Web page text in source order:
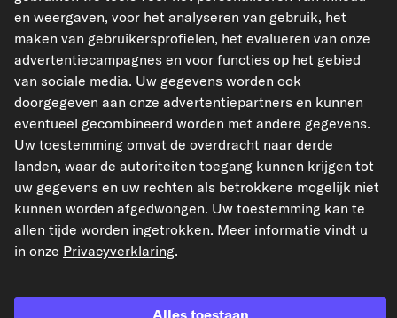
Lengte (mm)
215
overige kenmerken
OEM-nummers weergeven
Geschikte voertuigen
MANN-FILTER Interieurfilter
Art.nr. CU 3554
€ 10,04
en weergaven, voor het analyseren van gebruik, het
maken van gebruikersprofielen, het evalueren van onze
advertentiecampagnes en voor functies op het gebied
van sociale media. Uw gegevens worden ook
doorgegeven aan onze advertentiepartners en kunnen
eventueel gecombineerd worden met andere gegevens.
Uw toestemming omvat de overdracht naar derde
landen, waar de autoriteiten toegang kunnen krijgen tot
uw gegevens en uw rechten als betrokkene mogelijk niet
kunnen worden afgedwongen. Uw toestemming kan te
allen tijde worden ingetrokken. Meer informatie vindt u
in onze Privacyverklaring.
Alles toestaan